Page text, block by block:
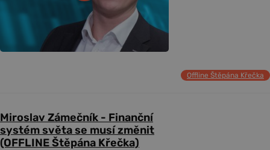
Offline Štěpána Křečka
Miroslav Zámečník - Finanční
systém světa se musí změnit
(OFFLINE Štěpána Křečka)